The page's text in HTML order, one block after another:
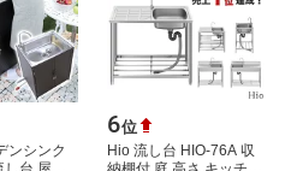
ンシンク
6位
Hio 流し台 HIO-76A 収